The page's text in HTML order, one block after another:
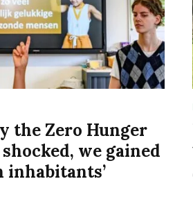
the Zero Hunger
shocked, we gained